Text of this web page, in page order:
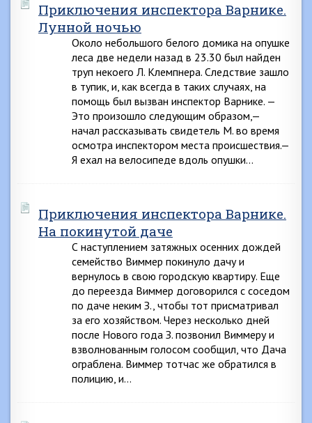
Приключения инспектора Варнике.
Лунной ночью
Около небольшого белого домика на опушке
леса две недели назад в 23.30 был найден
труп некоего Л. Клемпнера. Следствие зашло
в тупик, и, как всегда в таких случаях, на
помощь был вызван инспектор Варнике. —
Это произошло следующим образом,—
начал рассказывать свидетель М. во время
осмотра инспектором места происшествия.—
Я ехал на велосипеде вдоль опушки…
Приключения инспектора Варнике.
На покинутой даче
С наступлением затяжных осенних дождей
семейство Виммер покинуло дачу и
вернулось в свою городскую квартиру. Еще
до переезда Виммер договорился с соседом
по даче неким З., чтобы тот присматривал
за его хозяйством. Через несколько дней
после Нового года З. позвонил Виммеру и
взволнованным голосом сообщил, что Дача
ограблена. Виммер тотчас же обратился в
полицию, и…